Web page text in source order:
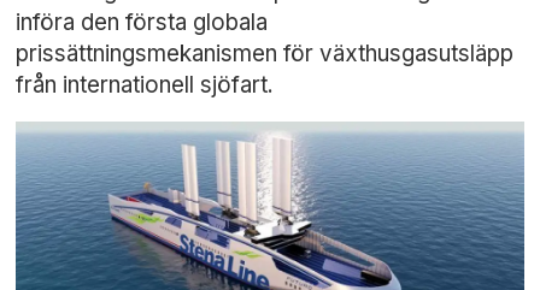
införa den första globala
prissättningsmekanismen för växthusgasutsläpp
från internationell sjöfart.